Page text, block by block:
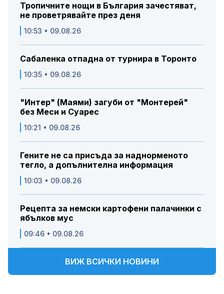
Тропичните нощи в България зачестяват,
не проветрявайте през деня
10:53 • 09.08.26
Сабаленка отпадна от турнира в Торонто
10:35 • 09.08.26
"Интер" (Маями) загуби от "Монтерей"
без Меси и Суарес
10:21 • 09.08.26
Гените не са присъда за наднорменото
тегло, а допълнителна информация
10:03 • 09.08.26
Рецепта за немски картофени палачинки с
ябълков мус
09:46 • 09.08.26
ВИЖ ВСИЧКИ НОВИНИ